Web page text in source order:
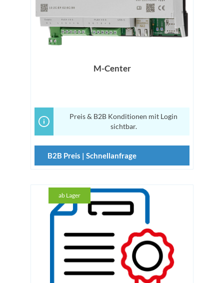
M-Center
Preis & B2B Konditionen mit Login
sichtbar.
B2B Preis | Schnellanfrage
ab Lager